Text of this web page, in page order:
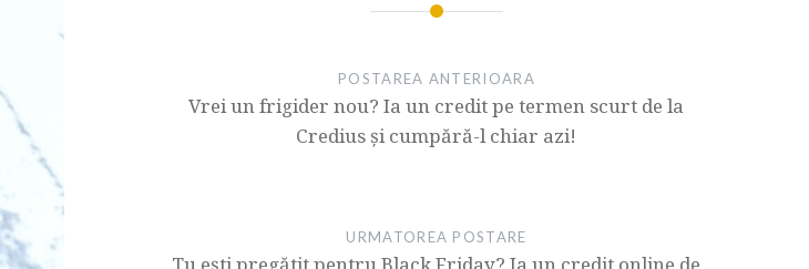
POSTAREA ANTERIOARA
Vrei un frigider nou? Ia un credit pe termen scurt de la
Credius și cumpără-l chiar azi!
URMATOREA POSTARE